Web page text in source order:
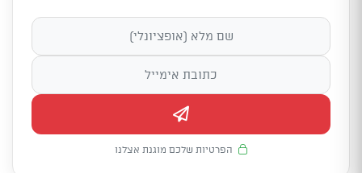
הפרטיות שלכם מוגנת אצלנו